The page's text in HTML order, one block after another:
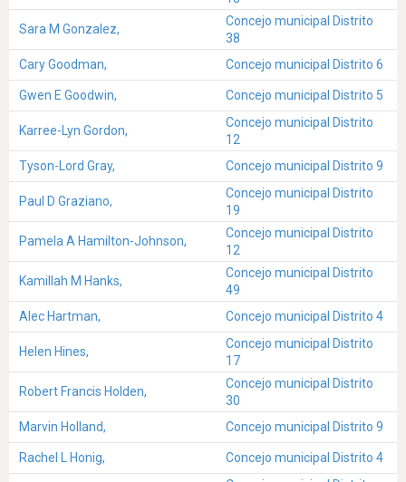
Sara M Gonzalez,
Concejo municipal Distrito
38
Cary Goodman,
Concejo municipal Distrito 6
Gwen E Goodwin, Concejo municipal Distrito 5
Karree-Lyn Gordon,
Concejo municipal Distrito
12
Tyson-Lord Gray,
Concejo municipal Distrito 9
Paul D Graziano,
Concejo municipal Distrito
19
Pamela A Hamilton-Johnson,
Concejo municipal Distrito
12
Kamillah M Hanks,
Concejo municipal Distrito
49
Alec Hartman,
Concejo municipal Distrito 4
Helen Hines,
Concejo municipal Distrito
17
Robert Francis Holden,
Concejo municipal Distrito
30
Marvin Holland,
Concejo municipal Distrito 9
Rachel L Honig, Concejo municipal Distrito 4